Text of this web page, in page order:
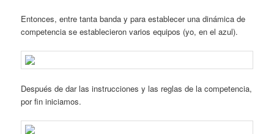
Entonces, entre tanta banda y para establecer una dinámica de
competencia se establecieron varios equipos (yo, en el azul).
Después de dar las instrucciones y las reglas de la competencia,
por fin iniciamos.